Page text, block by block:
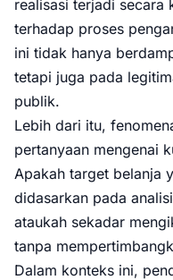
realisasi terjadi secara
terhadap proses
ini tidak hanya
tetapi juga pada
publik.
Lebih dari itu,
pertanyaan mengenai
Apakah target belanja
didasarkan pada
ataukah sekadar
tanpa
Dalam konteks ini,